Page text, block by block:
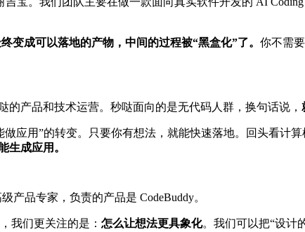
变成可以落地的产物，中间的过程被“黑盒化”了。 你不需
的产品和技术运营。秒哒面向的是无代码人群，换句话说，
应用”的转变。只要你有想法，就能快速落地。回头看计
生成应用。
产品专家，负责的产品是 CodeBuddy。
我们更关注的是： 怎么让想法更具象化。我们可以把“设计